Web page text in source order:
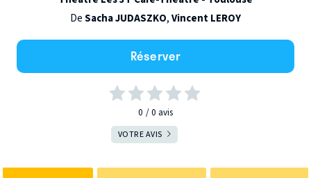
DeSacha JUDASZKO,Vincent LEROY
Réserver
0 0 avis
VOTRE AVIS